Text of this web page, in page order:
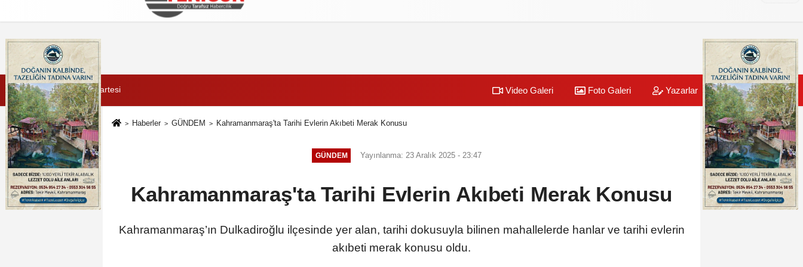
İletişim Çerez Politikası
8 Ağustos 2026, Cumartesi Video Galeri Foto Galeri Yazarlar Üye Paneli
Haberler GÜNDEM Kahramanmaraş'ta Tarihi Evlerin Akıbeti Merak Konusu
GÜNDEM Yayınlanma: 23 Aralık 2025 - 23:47
Kahramanmaraş'ta Tarihi Evlerin Akıbeti Merak Konusu
Kahramanmaraş’ın Dulkadiroğlu ilçesinde yer alan, tarihi dokusuyla bilinen mahallelerde hanlar ve tarihi evlerin
akıbeti merak konusu oldu.